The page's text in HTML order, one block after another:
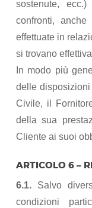
sostenute,
confronti,
effettuate in
si trovano
In modo più
delle
Civile, il
della sua
Cliente ai suoi
ARTICOLO 6 –
6.1.Salvo
condizioni